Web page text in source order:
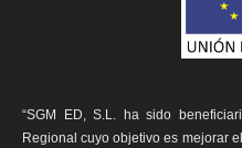
“SGM ED, S.L. ha sido
Regional cuyo objetivo es mejorar